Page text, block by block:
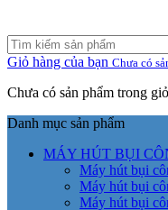
Giỏ hàng của bạn Chưa có
Chưa có sản phẩm trong
Danh mục sản phẩm
MÁY HÚT BỤI
Máy hút bụi
Máy hút bụi
Máy hút bụi